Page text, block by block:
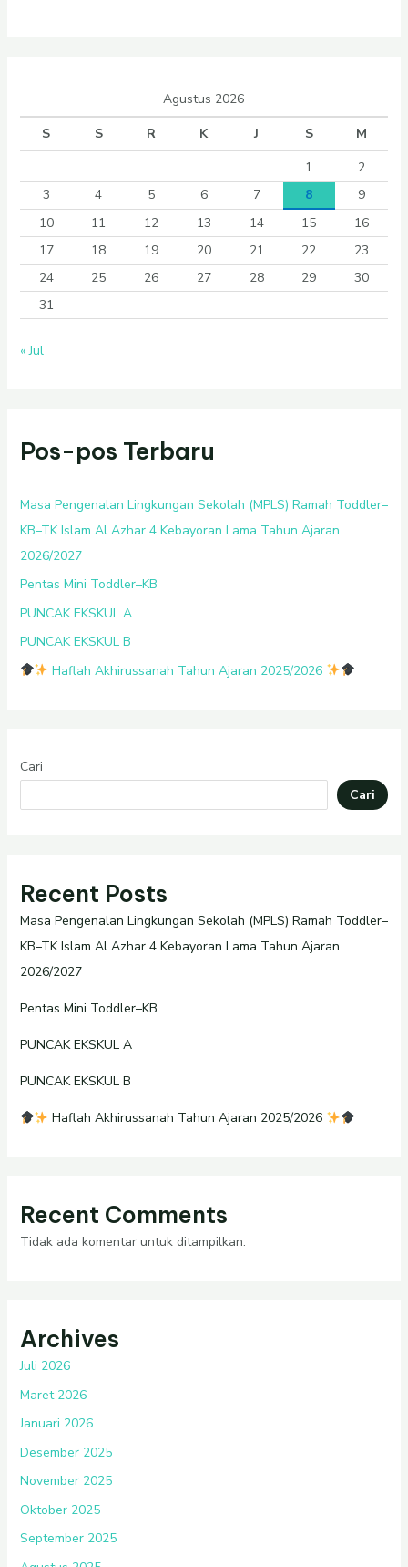
Agustus 2026
S
S R K J S
M
1
2
3
4 5 6 7 8
9
10
11 12 13 14 15
16
17
18 19 20 21 22
23
24
25 26 27 28 29
30
31
« Jul
Pos-pos Terbaru
Masa Pengenalan Lingkungan Sekolah (MPLS) Ramah Toddler–
KB–TK Islam Al Azhar 4 Kebayoran Lama Tahun Ajaran
2026/2027
Pentas Mini Toddler–KB
PUNCAK EKSKUL A
PUNCAK EKSKUL B
Haflah Akhirussanah Tahun Ajaran 2025/2026
Cari
Cari
Recent Posts
Masa Pengenalan Lingkungan Sekolah (MPLS) Ramah Toddler–
KB–TK Islam Al Azhar 4 Kebayoran Lama Tahun Ajaran
2026/2027
Pentas Mini Toddler–KB
PUNCAK EKSKUL A
PUNCAK EKSKUL B
Haflah Akhirussanah Tahun Ajaran 2025/2026
Recent Comments
Tidak ada komentar untuk ditampilkan.
Archives
Juli 2026
Maret 2026
Januari 2026
Desember 2025
November 2025
Oktober 2025
September 2025